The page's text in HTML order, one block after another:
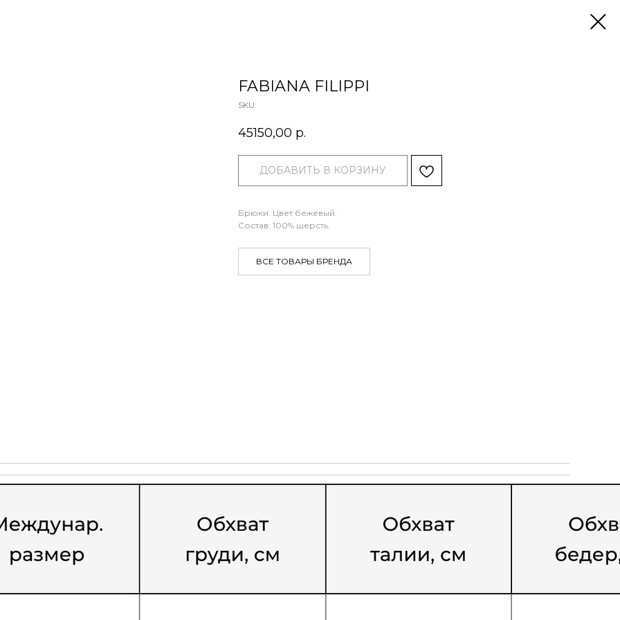
FABIANA FILIPPI
SKU:
45150,00 р.
ДОБАВИТЬ В КОРЗИНУ
Брюки. Цвет бежевый.
Состав: 100% шерсть.
ВСЕ ТОВАРЫ БРЕНДА